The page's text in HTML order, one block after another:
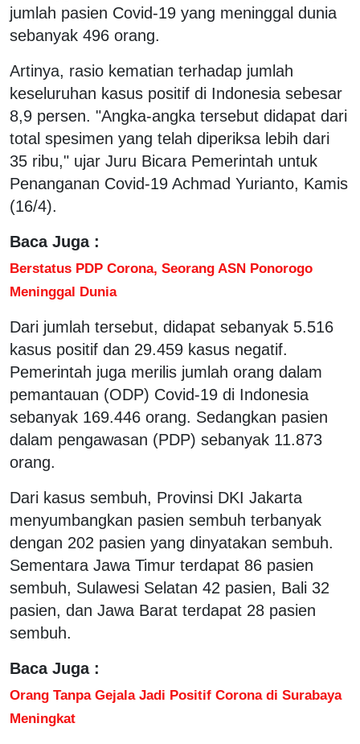
jumlah pasien Covid-19 yang meninggal dunia
sebanyak 496 orang.
Artinya, rasio kematian terhadap jumlah
keseluruhan kasus positif di Indonesia sebesar
8,9 persen. "Angka-angka tersebut didapat dari
total spesimen yang telah diperiksa lebih dari
35 ribu," ujar Juru Bicara Pemerintah untuk
Penanganan Covid-19 Achmad Yurianto, Kamis
(16/4).
Baca Juga :
Berstatus PDP Corona, Seorang ASN Ponorogo
Meninggal Dunia
Dari jumlah tersebut, didapat sebanyak 5.516
kasus positif dan 29.459 kasus negatif.
Pemerintah juga merilis jumlah orang dalam
pemantauan (ODP) Covid-19 di Indonesia
sebanyak 169.446 orang. Sedangkan pasien
dalam pengawasan (PDP) sebanyak 11.873
orang.
Dari kasus sembuh, Provinsi DKI Jakarta
menyumbangkan pasien sembuh terbanyak
dengan 202 pasien yang dinyatakan sembuh.
Sementara Jawa Timur terdapat 86 pasien
sembuh, Sulawesi Selatan 42 pasien, Bali 32
pasien, dan Jawa Barat terdapat 28 pasien
sembuh.
Baca Juga :
Orang Tanpa Gejala Jadi Positif Corona di Surabaya
Meningkat